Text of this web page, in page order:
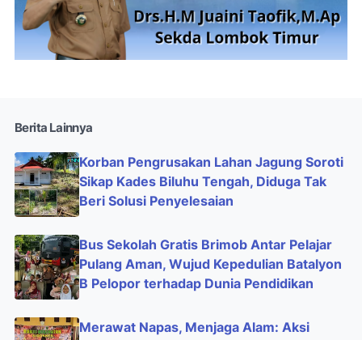
Berita Lainnya
Korban Pengrusakan Lahan Jagung Soroti
Sikap Kades Biluhu Tengah, Diduga Tak
Beri Solusi Penyelesaian
Bus Sekolah Gratis Brimob Antar Pelajar
Pulang Aman, Wujud Kepedulian Batalyon
B Pelopor terhadap Dunia Pendidikan
Merawat Napas, Menjaga Alam: Aksi